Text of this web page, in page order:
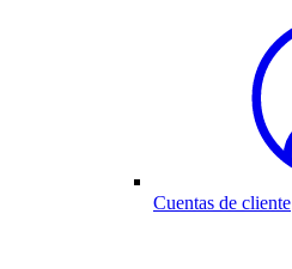
Cuentas de cliente